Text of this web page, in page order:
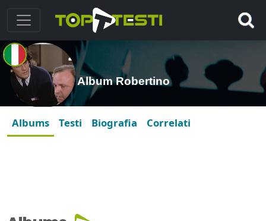
Album Robertino
Albums Testi Biografia Correlati